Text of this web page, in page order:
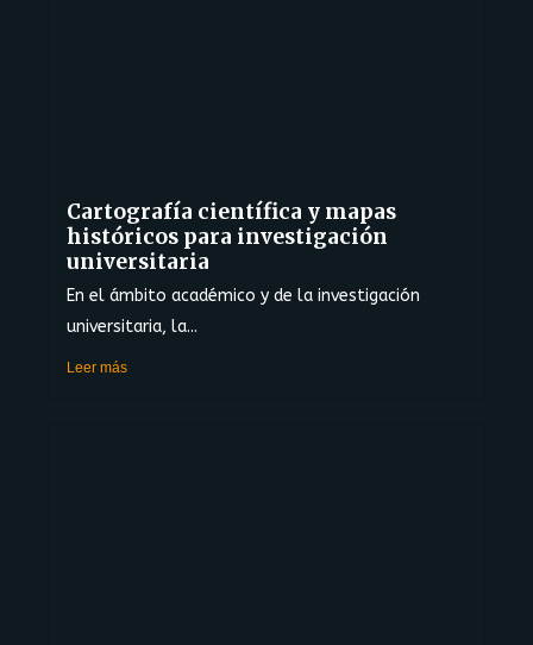
Cartografía científica y mapas
históricos para investigación
universitaria
En el ámbito académico y de la investigación
universitaria, la...
Leer más